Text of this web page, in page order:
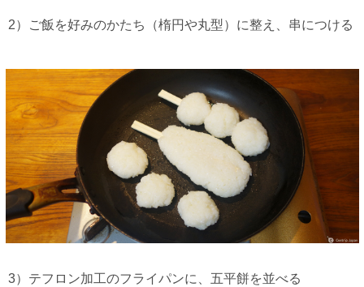
2）ご飯を好みのかたち（楕円や丸型）に整え、串につける
3）テフロン加工のフライパンに、五平餅を並べる